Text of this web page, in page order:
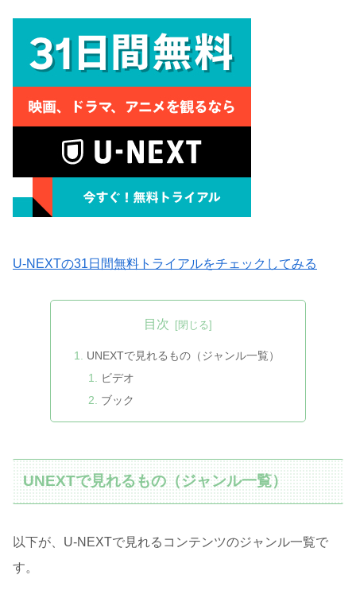
U-NEXTの31日間無料トライアルをチェックしてみる
目次
UNEXTで見れるもの（ジャンル一覧）
ビデオ
ブック
UNEXTで見れるもの（ジャンル一覧）
以下が、U-NEXTで見れるコンテンツのジャンル一覧で
す。